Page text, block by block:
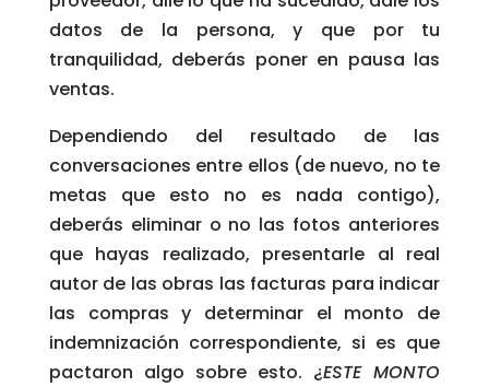
datos de la persona, y que por tu
tranquilidad, deberás poner en pausa las
ventas.
Dependiendo del resultado de las
conversaciones entre ellos (de nuevo, no te
metas que esto no es nada contigo),
deberás eliminar o no las fotos anteriores
que hayas realizado, presentarle al real
autor de las obras las facturas para indicar
las compras y determinar el monto de
indemnización correspondiente, si es que
pactaron algo sobre esto. ¿ESTE MONTO